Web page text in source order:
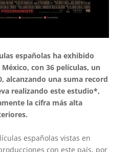
españolas ha exhibido
con 36 películas, un
alcanzando una suma record
realizando este estudio*,
la cifra más alta
españolas vistas en
con este país, por